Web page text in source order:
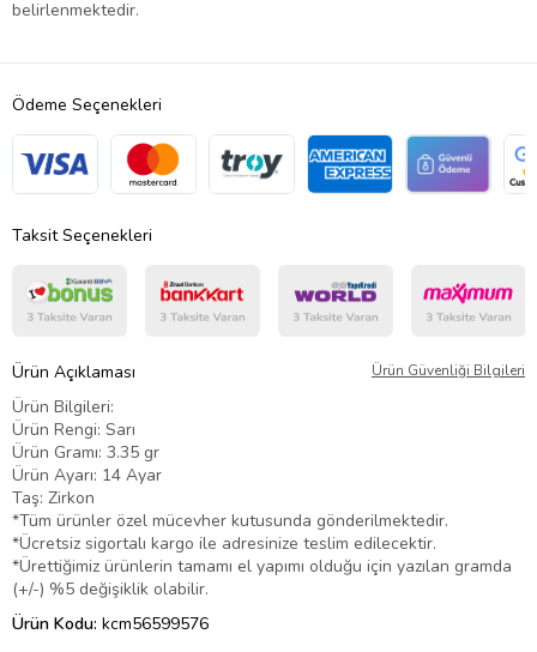
belirlenmektedir.
Ödeme Seçenekleri
Taksit Seçenekleri
Ürün Açıklaması Ürün Güvenliği Bilgileri
Ürün Bilgileri:
Ürün Rengi: Sarı
Ürün Gramı: 3.35 gr
Ürün Ayarı: 14 Ayar
Taş: Zirkon
*Tüm ürünler özel mücevher kutusunda gönderilmektedir.
*Ücretsiz sigortalı kargo ile adresinize teslim edilecektir.
*Ürettiğimiz ürünlerin tamamı el yapımı olduğu için yazılan gramda
(+/-) %5 değişiklik olabilir.
Ürün Kodu: kcm56599576